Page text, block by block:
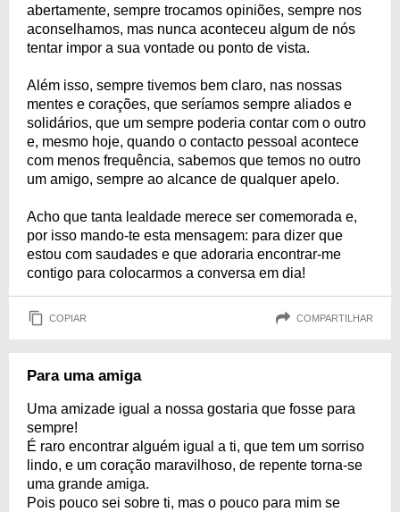
abertamente, sempre trocamos opiniões, sempre nos
aconselhamos, mas nunca aconteceu algum de nós
tentar impor a sua vontade ou ponto de vista.
Além isso, sempre tivemos bem claro, nas nossas
mentes e corações, que seríamos sempre aliados e
solidários, que um sempre poderia contar com o outro
e, mesmo hoje, quando o contacto pessoal acontece
com menos frequência, sabemos que temos no outro
um amigo, sempre ao alcance de qualquer apelo.
Acho que tanta lealdade merece ser comemorada e,
por isso mando-te esta mensagem: para dizer que
estou com saudades e que adoraria encontrar-me
contigo para colocarmos a conversa em dia!
COPIAR COMPARTILHAR
Para uma amiga
Uma amizade igual a nossa gostaria que fosse para
sempre!
É raro encontrar alguém igual a ti, que tem um sorriso
lindo, e um coração maravilhoso, de repente torna-se
uma grande amiga.
Pois pouco sei sobre ti, mas o pouco para mim se